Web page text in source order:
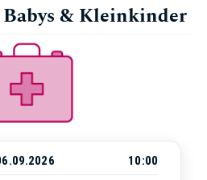
& Kleinkinder
10:00